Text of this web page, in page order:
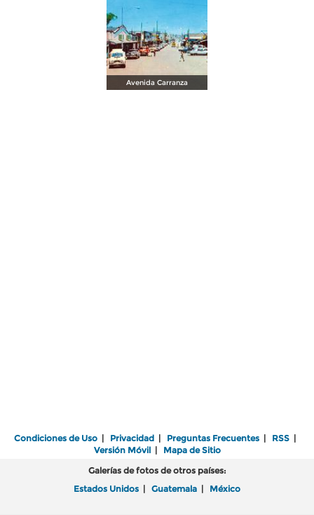
Avenida Carranza
Condiciones de Uso | Privacidad | Preguntas Frecuentes | RSS |
Versión Móvil| Mapa de Sitio
Galerías de fotos de otros países:
Estados Unidos | Guatemala | México